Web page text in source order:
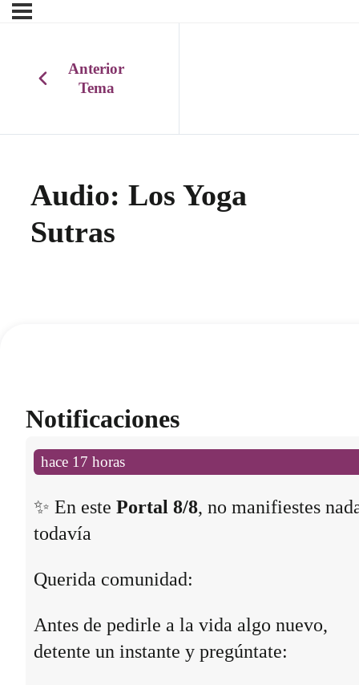
Anterior
Tema
Audio: Los Yoga
Sutras
Notificaciones
hace 17 horas
✨ En este Portal 8/8, no manifiestes
todavía
Querida comunidad:
Antes de pedirle a la vida algo nuevo,
detente un instante y pregúntate: